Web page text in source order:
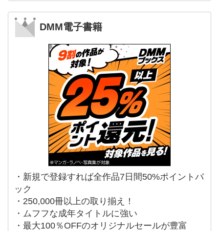
DMM電子書籍
・新規で登録すれば全作品7日間50%ポイントバ
ック
・250,000冊以上の取り揃え！
・ムフフな成年タイトルに強い
・最大100％OFFのオリジナルセールが豊富